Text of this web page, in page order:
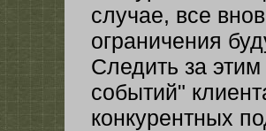
случае, все
ограничения
Следить за
событий"
конкурентных